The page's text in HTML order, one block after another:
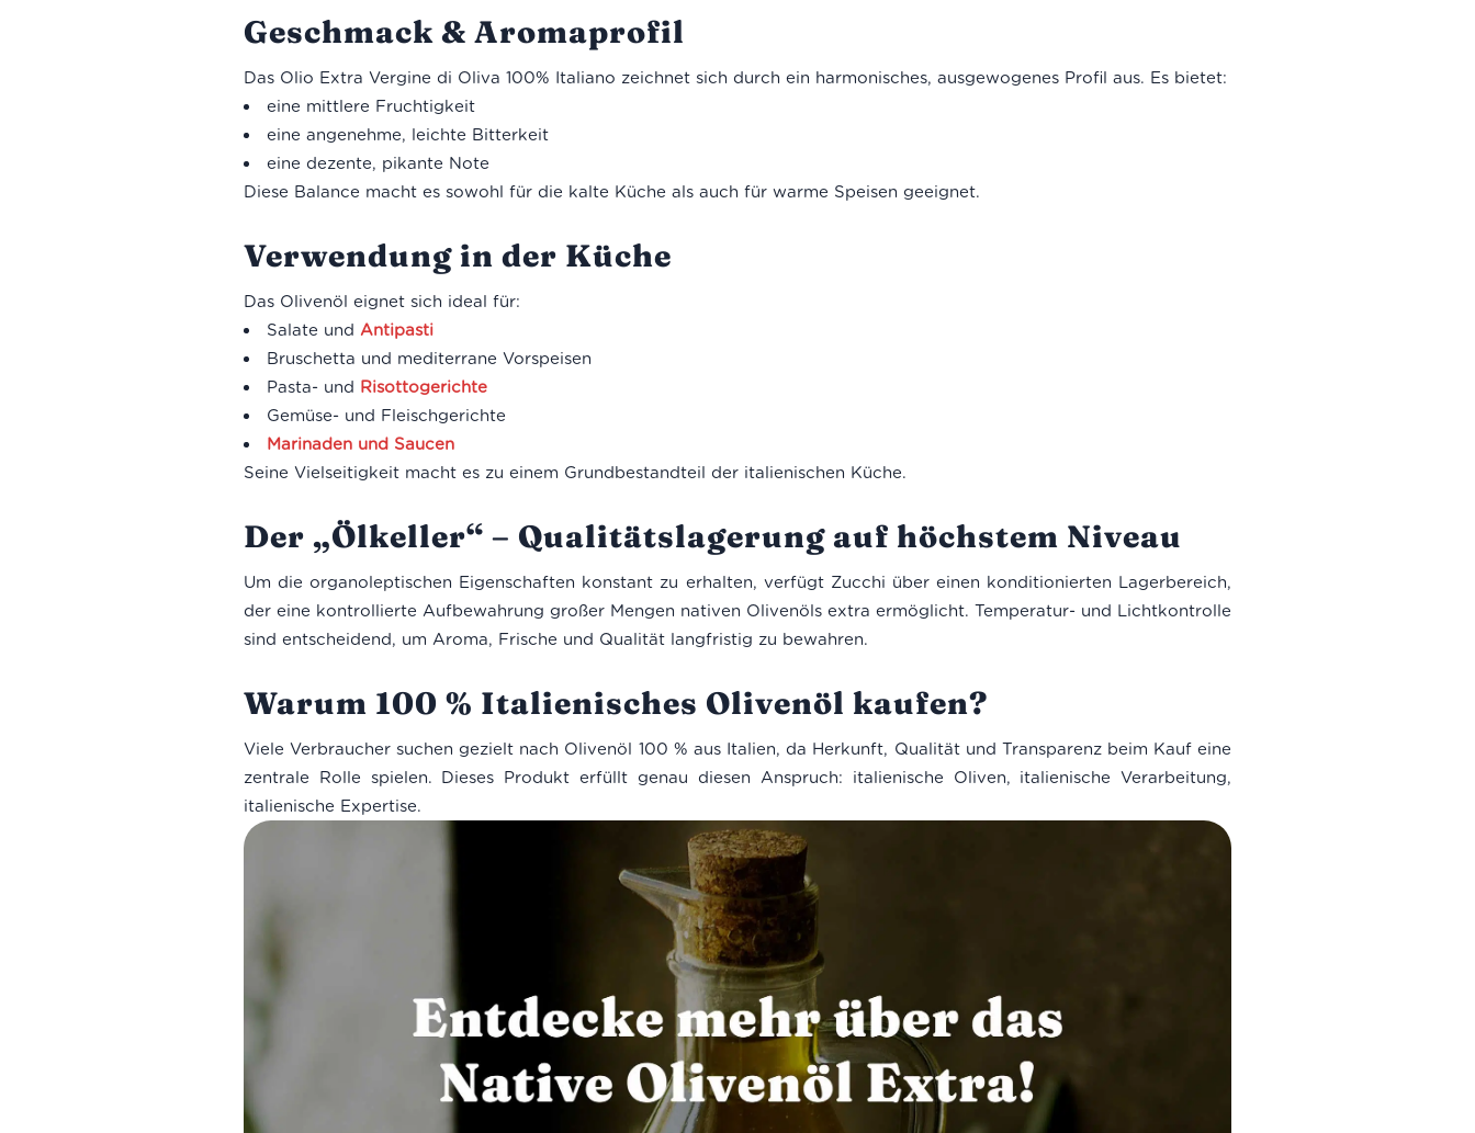
Geschmack & Aromaprofil
Das Olio Extra Vergine di Oliva 100% Italiano zeichnet sich durch ein harmonisches, ausgewogenes Profil aus. Es bietet:
eine mittlere Fruchtigkeit
eine angenehme, leichte Bitterkeit
eine dezente, pikante Note
Diese Balance macht es sowohl für die kalte Küche als auch für warme Speisen geeignet.
Verwendung in der Küche
Das Olivenöl eignet sich ideal für:
Salate und Antipasti
Bruschetta und mediterrane Vorspeisen
Pasta- und Risottogerichte
Gemüse- und Fleischgerichte
Marinaden und Saucen
Seine Vielseitigkeit macht es zu einem Grundbestandteil der italienischen Küche.
Der „Ölkeller“ – Qualitätslagerung auf höchstem Niveau
Um die organoleptischen Eigenschaften konstant zu erhalten, verfügt Zucchi über einen konditionierten Lagerbereich,
der eine kontrollierte Aufbewahrung großer Mengen nativen Olivenöls extra ermöglicht. Temperatur- und Lichtkontrolle
sind entscheidend, um Aroma, Frische und Qualität langfristig zu bewahren.
Warum 100 % Italienisches Olivenöl kaufen?
Viele Verbraucher suchen gezielt nach Olivenöl 100 % aus Italien, da Herkunft, Qualität und Transparenz beim Kauf eine
zentrale Rolle spielen. Dieses Produkt erfüllt genau diesen Anspruch: italienische Oliven, italienische Verarbeitung,
italienische Expertise.